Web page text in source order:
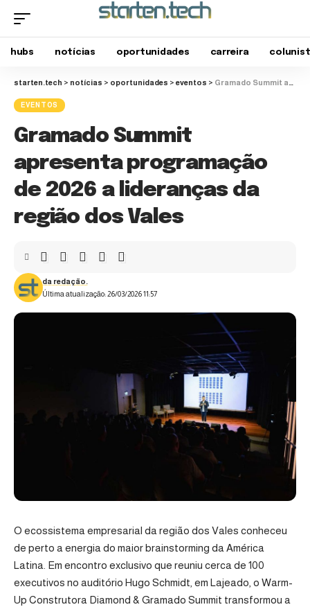
hubs notícias oportunidades carreira
starten.tech > notícias > oportunidades > eventos > Gramado Summit apresenta programação de 2026 a lideranças da região dos Vales
EVENTOS
Gramado Summit
apresenta programação
de 2026 a lideranças da
região dos Vales
Última atualização: 26/03/2026 11:57
da redação.
O ecossistema empresarial da região dos Vales conheceu
de perto a energia do maior brainstorming da América
Latina. Em encontro exclusivo que reuniu cerca de 100
executivos no auditório Hugo Schmidt, em Lajeado, o Warm-
Up Construtora Diamond & Gramado Summit transformou a